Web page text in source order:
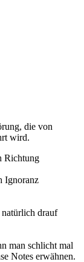
die von
wird.
Richtung
Ignoranz
drauf
man schlicht mal
Notes erwähnen.